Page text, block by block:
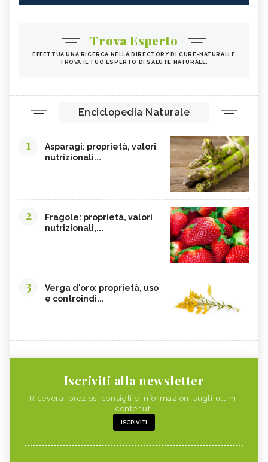
Trova Esperto
EFFETTUA UNA RICERCA NELLA DIRECTORY DI CURE-NATURALI E
TROVA IL TUO ESPERTO DI SALUTE NATURALE.
Enciclopedia Naturale
1
Asparagi: proprietà, valori
nutrizionali...
2
Fragole: proprietà, valori
nutrizionali,...
3
Verga d'oro: proprietà, uso
e controindi...
Iscriviti alla newsletter
Riceverai preziosi consigli e informazioni sugli ultimi
contenuti
ISCRIVITI